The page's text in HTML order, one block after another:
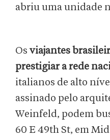
abriu uma unidade
Os viajantes
prestigiar a rede
italianos de alto
assinado pelo
Weinfeld, podem
60 E 49th St, em